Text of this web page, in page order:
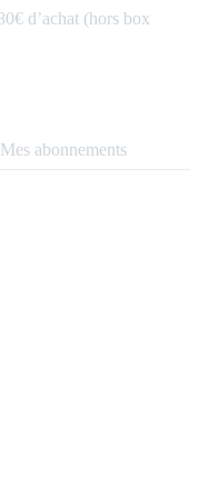
Lire les avis
Mes abonnements